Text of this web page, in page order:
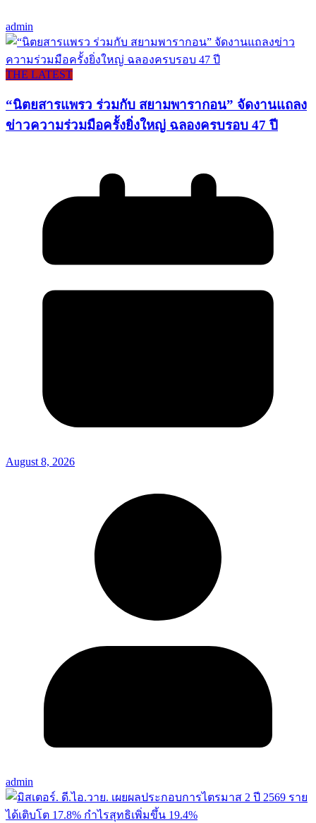
admin
THE LATEST
“นิตยสารแพรว ร่วมกับ สยามพารากอน” จัดงานแถลง
ข่าวความร่วมมือครั้งยิ่งใหญ่ ฉลองครบรอบ 47 ปี
August 8, 2026
admin